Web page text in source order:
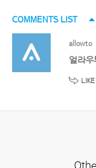
COMMENTS LIST
allowto